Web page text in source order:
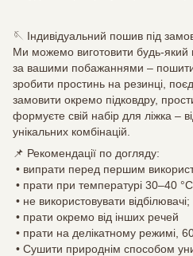
🪡 Індивідуальний пошив під
Ми можемо виготовити будь-який
за вашими побажаннями – пошити
зробити простинь на резинці,
замовити окремо підковдру,
формуєте свій набір для ліжка –
унікальних комбінацій.
📌 Рекомендації по догляду:
• випрати перед першим
• прати при температурі 30–40
• не використовувати відбілювачі;
• прати окремо від інших речей
• прати на делікатному режимі,
• Сушити природнім способом